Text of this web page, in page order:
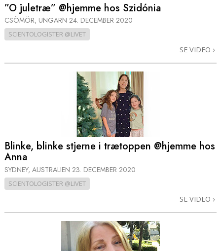
”O juletræ” @hjemme hos Szidónia
CSÖMÖR, UNGARN 24. DECEMBER 2020
SCIENTOLOGISTER @LIVET
SE VIDEO
Blinke, blinke stjerne i trætoppen @hjemme hos
Anna
SYDNEY, AUSTRALIEN 23. DECEMBER 2020
SCIENTOLOGISTER @LIVET
SE VIDEO